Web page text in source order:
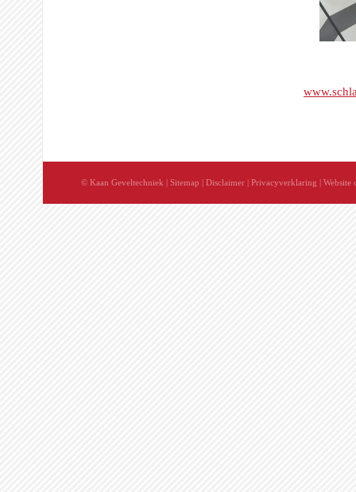
© Kaan Geveltechniek | Sitemap | Disclaimer | Privacyverklaring |